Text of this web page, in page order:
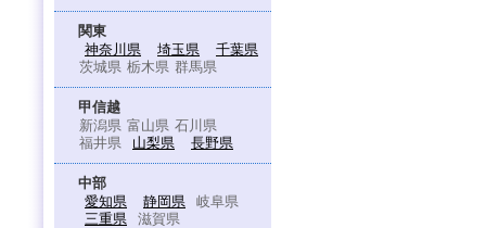
関東
神奈川県
埼玉県
千葉県
茨城県 栃木県 群馬県
甲信越
新潟県 富山県 石川県
福井県
山梨県 長野県
中部
愛知県
静岡県
岐阜県
三重県
滋賀県